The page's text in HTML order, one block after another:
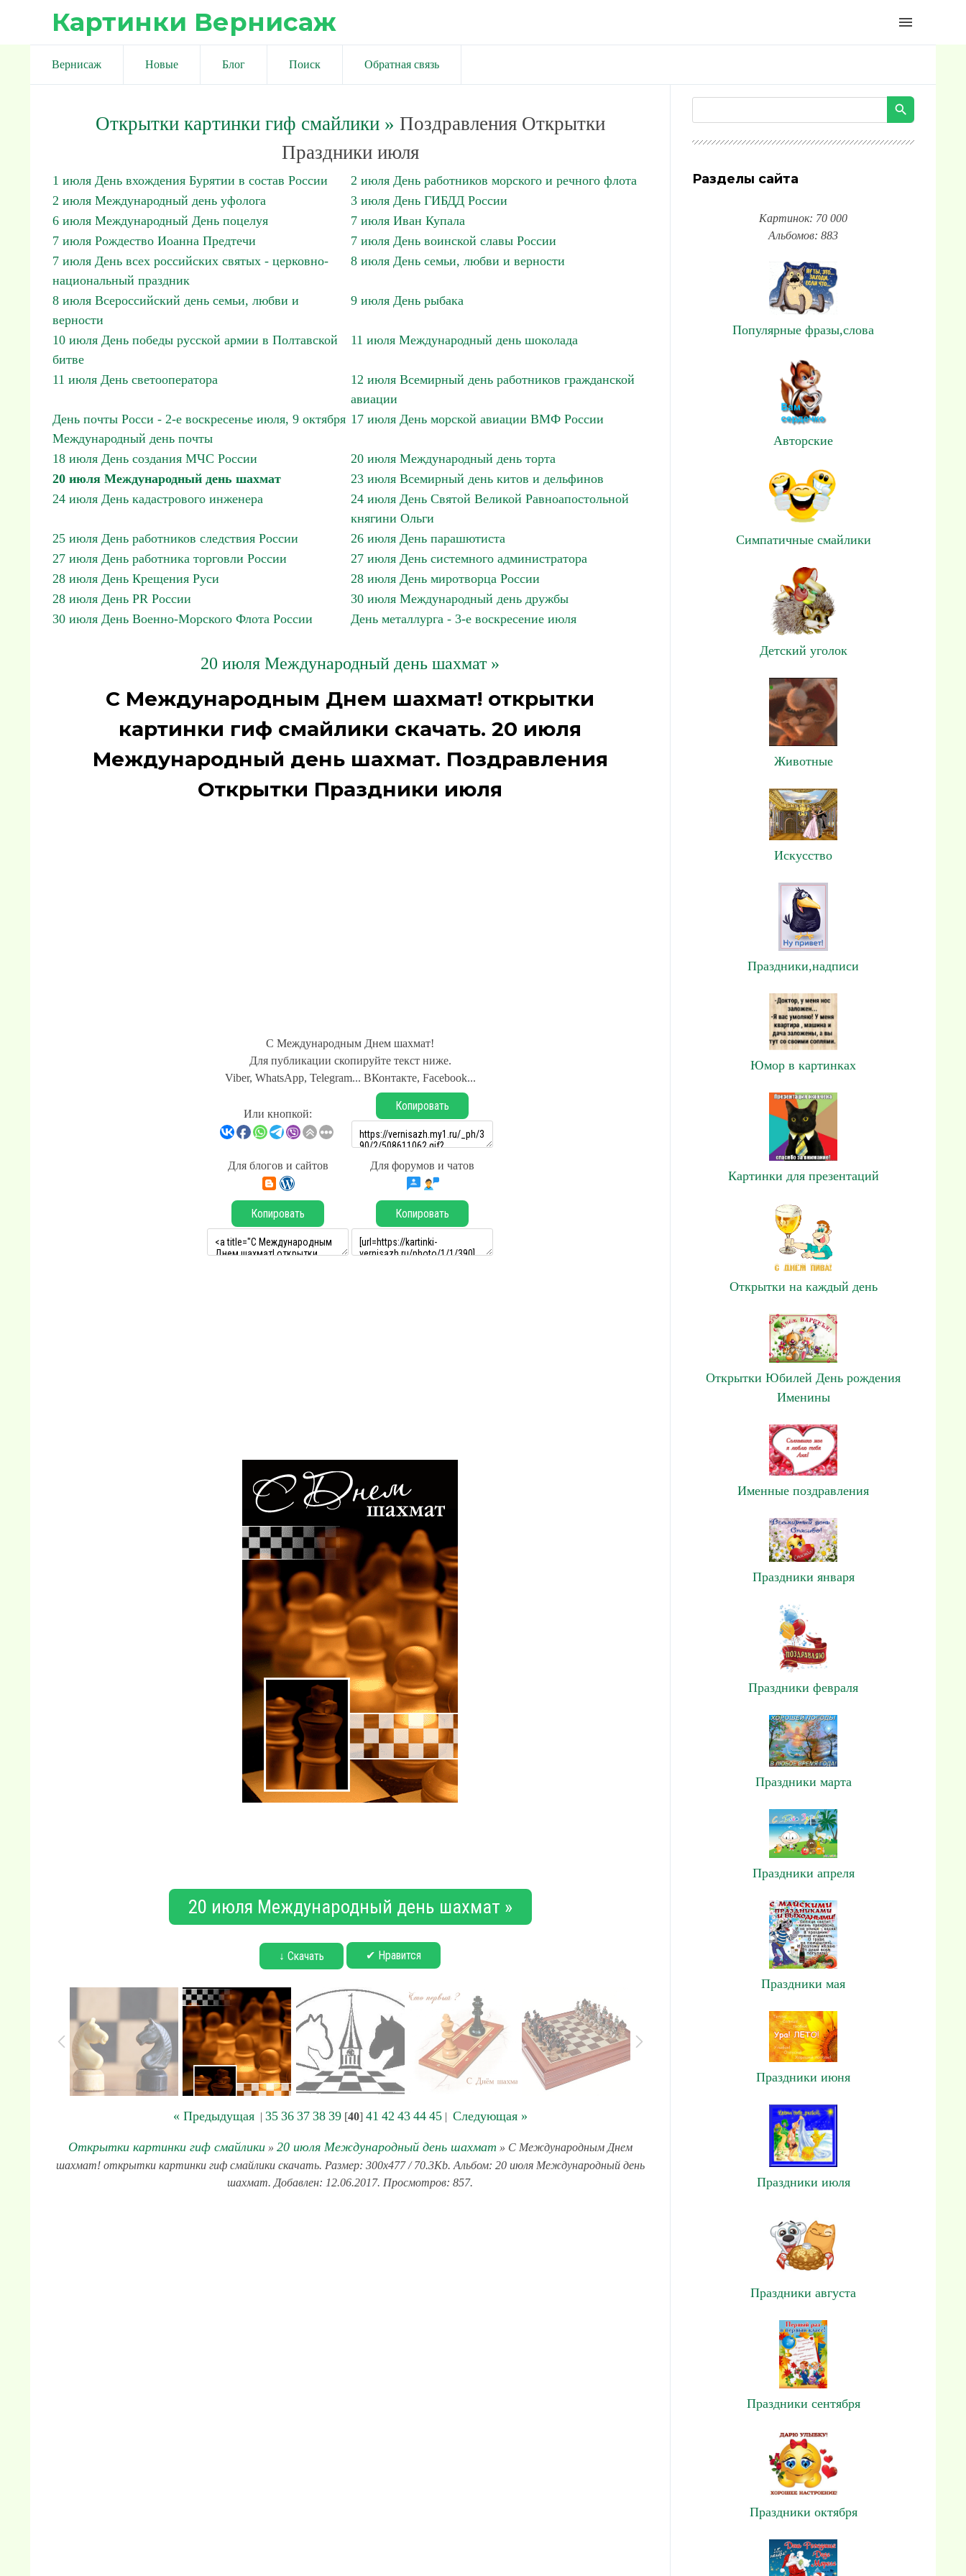
Картинки Вернисаж menu
Вернисаж Новые Блог Поиск Обратная связь
Открытки картинки гиф смайлики» Поздравления Открытки
Праздники июля
1 июля День вхождения Бурятии в состав России
2 июля День работников морского и речного флота
2 июля Международный день уфолога
3 июля День ГИБДД России
6 июля Международный День поцелуя
7 июля Иван Купала
7 июля Рождество Иоанна Предтечи
7 июля День воинской славы России
7 июля День всех российских святых - церковно-
национальный праздник
8 июля День семьи, любви и верности
8 июля Всероссийский день семьи, любви и
верности
9 июля День рыбака
10 июля День победы русской армии в Полтавской
битве
11 июля Международный день шоколада
11 июля День светооператора
12 июля Всемирный день работников гражданской
авиации
День почты Росси - 2-е воскресенье июля, 9 октября
Международный день почты
17 июля День морской авиации ВМФ России
18 июля День создания МЧС России
20 июля Международный день торта
20 июля Международный день шахмат
23 июля Всемирный день китов и дельфинов
24 июля День кадастрового инженера
24 июля День Святой Великой Равноапостольной
княгини Ольги
25 июля День работников следствия России
26 июля День парашютиста
27 июля День работника торговли России
27 июля День системного администратора
28 июля День Крещения Руси
28 июля День миротворца России
28 июля День PR России
30 июля Международный день дружбы
30 июля День Военно-Морского Флота России
День металлурга - 3-е воскресение июля
20 июля Международный день шахмат »
С Международным Днем шахмат! открытки
картинки гиф смайлики скачать. 20 июля
Международный день шахмат. Поздравления
Открытки Праздники июля
С Международным Днем шахмат!
Для публикации скопируйте текст ниже.
Viber, WhatsApp, Telegram... ВКонтакте, Facebook...
Или кнопкой:
Копировать
Для блогов и сайтов Для форумов и чатов
Копировать Копировать
20 июля Международный день шахмат »
↓ Скачать ✔ Нравится
« Предыдущая| 35 36 37 38 39[40] 41 42 43 44 45| Следующая »
Открытки картинки гиф смайлики» 20 июля Международный день шахмат » С Международным Днем
шахмат! открытки картинки гиф смайлики скачать. Размер: 300x477 / 70.3Kb. Альбом: 20 июля Международный день
шахмат. Добавлен: 12.06.2017. Просмотров: 857.
Разделы сайта
Картинок: 70 000
Альбомов: 883
Популярные фразы,слова
Авторские
Симпатичные смайлики
Детский уголок
Животные
Искусство
Праздники,надписи
Юмор в картинках
Картинки для презентаций
Открытки на каждый день
Открытки Юбилей День рождения
Именины
Именные поздравления
Праздники января
Праздники февраля
Праздники марта
Праздники апреля
Праздники мая
Праздники июня
Праздники июля
Праздники августа
Праздники сентября
Праздники октября